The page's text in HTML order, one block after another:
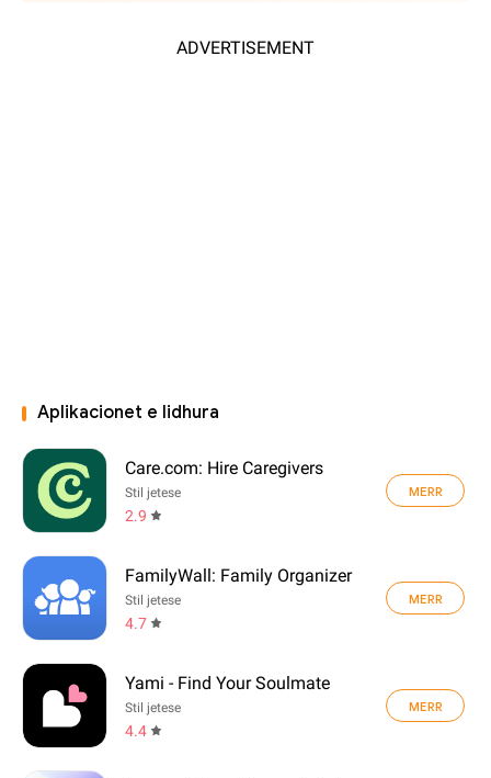
ADVERTISEMENT
Aplikacionet e lidhura
Care.com: Hire Caregivers
Stil jetese
2.9
MERR
FamilyWall: Family Organizer
Stil jetese
4.7
MERR
Yami - Find Your Soulmate
Stil jetese
4.4
MERR